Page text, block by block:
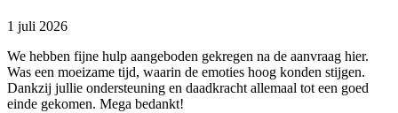
1 juli 2026
We hebben fijne hulp aangeboden gekregen na de aanvraag hier.
Was een moeizame tijd, waarin de emoties hoog konden stijgen.
Dankzij jullie ondersteuning en daadkracht allemaal tot een goed
einde gekomen. Mega bedankt!